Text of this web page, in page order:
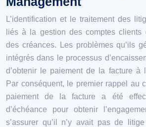
L’identification et le traitement des
liés à la gestion des comptes clients
des créances. Les problèmes qu’ils
intégrés dans le processus
d’obtenir le paiement de la facture à
Par conséquent, le premier rappel au
paiement de la facture a été
d’échéance pour obtenir
s’assurer qu’il n’y avait pas de